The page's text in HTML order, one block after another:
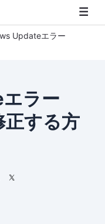
Updateエラー
ラー
する方
